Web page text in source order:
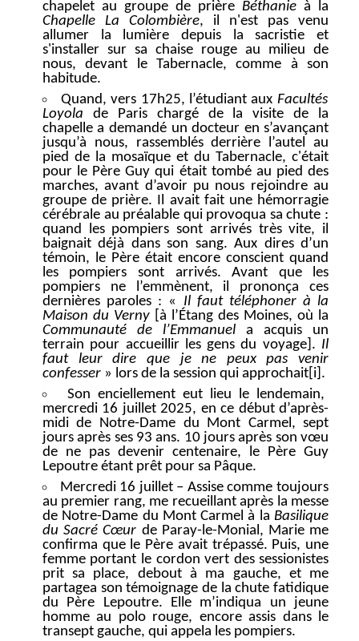
chapelet au groupe de prièreBéthanie à la
Chapelle La Colombière, il n'est pas venu
allumer la lumière depuis la sacristie et
s'installer sur sa chaise rouge au milieu de
nous, devant le Tabernacle, comme à son
habitude.
Quand, vers 17h25, l’étudiant aux Facultés
Loyola de Paris chargé de la visite de la
chapelle a demandé un docteur en s’avançant
jusqu’à nous, rassemblés derrière l’autel au
pied de la mosaïque et du Tabernacle, c'était
pour le Père Guy qui était tombé au pied des
marches, avant d’avoir pu nous rejoindre au
groupe de prière. Il avait fait une hémorragie
cérébrale au préalable qui provoqua sa chute :
quand les pompiers sont arrivés très vite, il
baignait déjà dans son sang. Aux dires d’un
témoin, le Père était encore conscient quand
les pompiers sont arrivés. Avant que les
pompiers ne l’emmènent, il prononça ces
dernières paroles : « Il faut téléphoner à la
Maison du Verny[à l’Étang des Moines, où la
Communauté de l’Emmanuela acquis un
terrain pour accueillir les gens du voyage]. Il
faut leur dire que je ne peux pas venir
confesser» lors de la session qui approchait[i].
Son enciellement eut lieu le lendemain,
mercredi 16 juillet 2025, en ce début d’après-
midi de Notre-Dame du Mont Carmel, sept
jours après ses 93 ans. 10 jours après son vœu
de ne pas devenir centenaire, le Père Guy
Lepoutre étant prêt pour sa Pâque.
Mercredi 16 juillet – Assise comme toujours
au premier rang, me recueillant après la messe
de Notre-Dame du Mont Carmel à laBasilique
du Sacré Cœur de Paray-le-Monial, Marie me
confirma que le Père avait trépassé. Puis, une
femme portant le cordon vert des sessionistes
prit sa place, debout à ma gauche, et me
partagea son témoignage de la chute fatidique
du Père Lepoutre. Elle m’indiqua un jeune
homme au polo rouge, encore assis dans le
transept gauche, qui appela les pompiers.